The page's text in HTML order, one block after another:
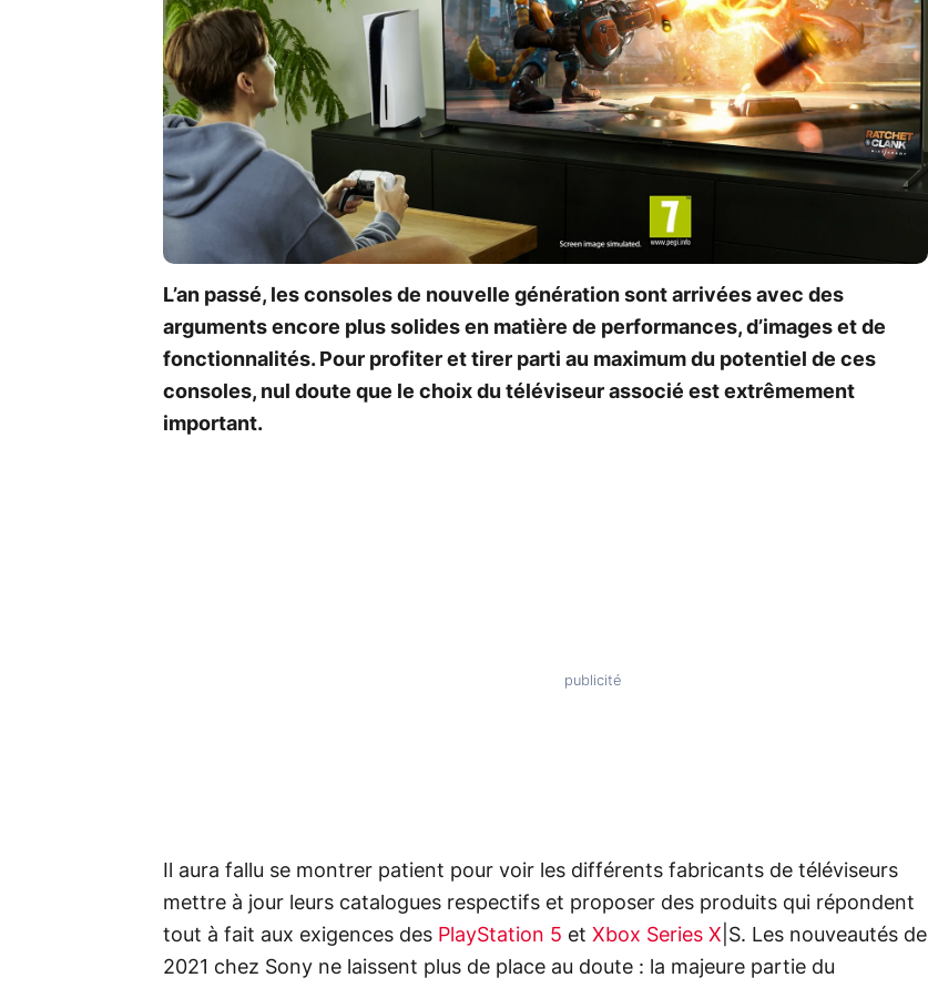
L’an passé, les consoles de nouvelle génération sont arrivées avec des
arguments encore plus solides en matière de performances, d’images et de
fonctionnalités. Pour profiter et tirer parti au maximum du potentiel de ces
consoles, nul doute que le choix du téléviseur associé est extrêmement
important.
Il aura fallu se montrer patient pour voir les différents fabricants de téléviseurs
mettre à jour leurs catalogues respectifs et proposer des produits qui répondent
tout à fait aux exigences des PlayStation 5 et Xbox Series X |S. Les nouveautés de
2021 chez Sony ne laissent plus de place au doute : la majeure partie du